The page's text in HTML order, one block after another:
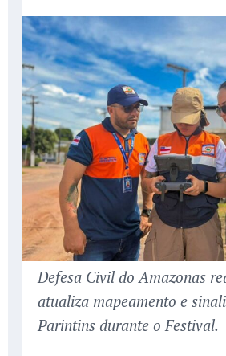
Defesa Civil do Amazonas
atualiza mapeamento e
Parintins durante o Festival.